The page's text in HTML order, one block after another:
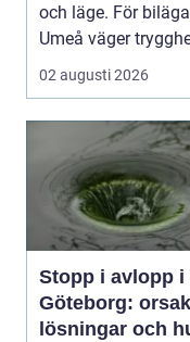
och läge. För
Umeå väger
tillgängl...
02 augusti 2026
Stopp i avlopp i
Göteborg:
lösningar och